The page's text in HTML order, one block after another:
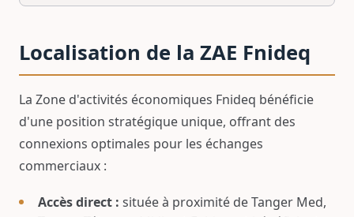
Localisation de la ZAE Fnideq
La Zone d'activités économiques Fnideq bénéficie
d'une position stratégique unique, offrant des
connexions optimales pour les échanges
commerciaux :
Accès direct : située à proximité de Tanger Med,